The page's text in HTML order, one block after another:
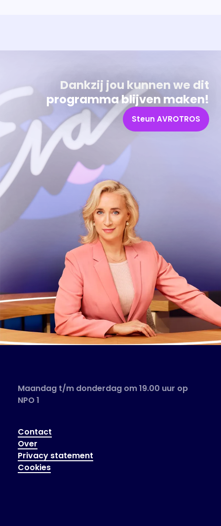
Dankzij jou kunnen we dit
programma blijven maken!
Steun AVROTROS
Maandag t/m donderdag om 19.00 uur op
NPO 1
Contact
Over
Privacy statement
Cookies